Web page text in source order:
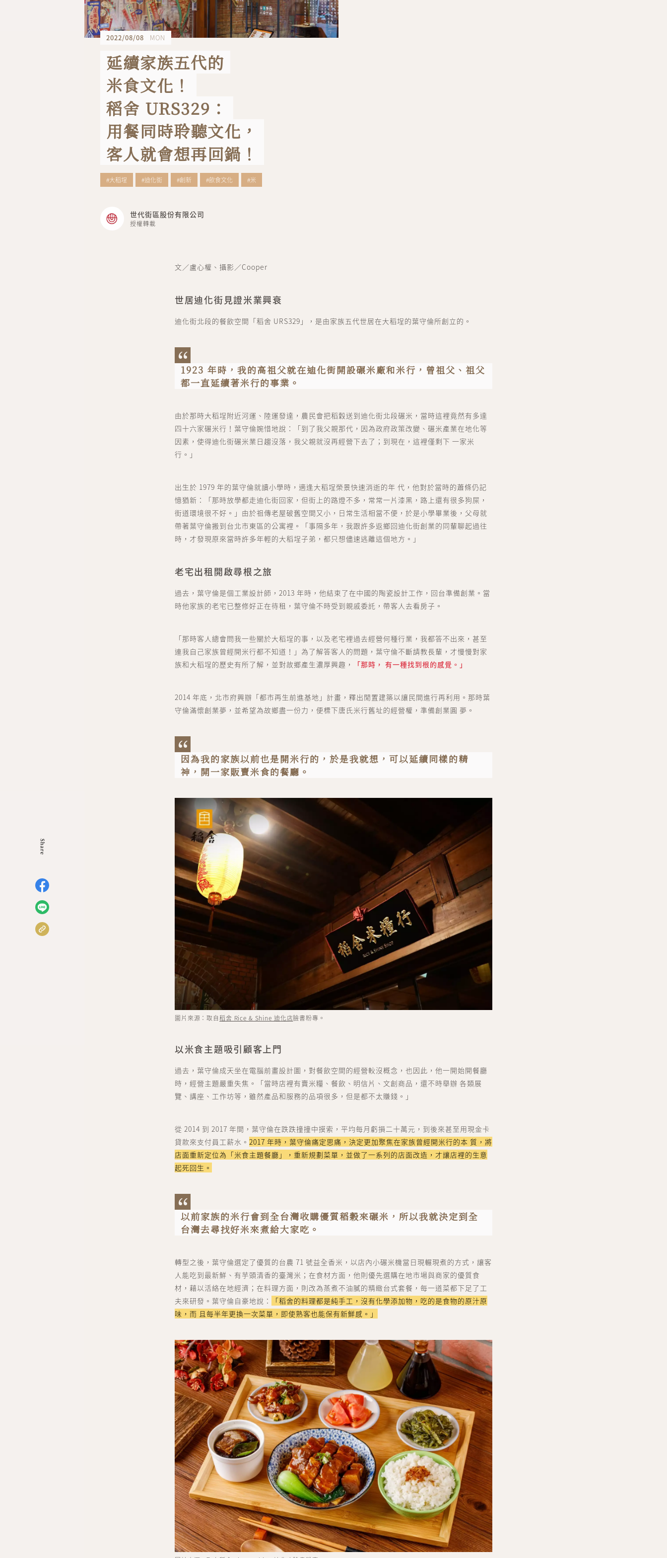
世代人 sedaijin
文化街區 Culture Zone
選物生活 Life Selection
會員中心 member center
點數中心 point
訂單中心 order
會員資料 account
關於我們 聯絡我們
2022/08/08 MON
延續家族五代的
米食文化！
稻舍 URS329：
用餐同時聆聽文化，
客人就會想再回鍋！
#大稻埕 #迪化街 #創新 #飲食文化 #米
世代街區股份有限公司
授權轉載
文／盧心權、攝影／Cooper
世居迪化街見證米業興衰
迪化街北段的餐飲空間「稻舍 URS329」，是由家族五代世居在大稻埕的葉守倫所創立的。
1923 年時，我的高祖父就在迪化街開設碾米廠和米行，曾祖父、祖父
都一直延續著米行的事業。
由於那時大稻埕附近河運、陸運發達，農民會把稻穀送到迪化街北段碾米，當時這裡竟然有多達
四十六家碾米行！葉守倫婉惜地說：「到了我父親那代，因為政府政策改變、碾米產業在地化等
因素，使得迪化街碾米業日趨沒落，我父親就沒再經營下去了；到現在，這裡僅剩下 一家米
行。」
出生於 1979 年的葉守倫就讀小學時，適逢大稻埕榮景快速消逝的年 代，他對於當時的蕭條仍記
憶猶新：「那時放學都走迪化街回家，但街上的路燈不多，常常一片漆黑，路上還有很多狗屎，
街道環境很不好。」由於祖傳老屋破舊空間又小，日常生活相當不便，於是小學畢業後，父母就
帶著葉守倫搬到台北市東區的公寓裡。「事隔多年，我跟許多返鄉回迪化街創業的同輩聊起過往
時，才發現原來當時許多年輕的大稻埕子弟，都只想儘速逃離這個地方。」
老宅出租開啟尋根之旅
過去，葉守倫是個工業設計師，2013 年時，他結束了在中國的陶瓷設計工作，回台準備創業。當
時他家族的老宅已整修好正在待租，葉守倫不時受到親戚委託，帶客人去看房子。
「那時客人總會問我一些關於大稻埕的事，以及老宅裡過去經營何種行業，我都答不出來，甚至
連我自己家族曾經開米行都不知道！」為了解答客人的問題，葉守倫不斷請教長輩，才慢慢對家
族和大稻埕的歷史有所了解，並對故鄉產生濃厚興趣，
「那時， 有一種找到根的感覺。」
2014 年底，北市府興辦「都市再生前進基地」計畫，釋出閒置建築以讓民間進行再利用。那時葉
守倫滿懷創業夢，並希望為故鄉盡一份力，便標下唐氏米行舊址的經營權，準備創業圓 夢。
因為我的家族以前也是開米行的，於是我就想，可以延續同樣的精
神，開一家販賣米食的餐廳。
圖片來源：取自稻舍 Rice & Shine 迪化店臉書粉專。
以米食主題吸引顧客上門
過去，葉守倫成天坐在電腦前畫設計圖，對餐飲空間的經營較沒概念，也因此，他一開始開餐廳
時，經營主題嚴重失焦。「當時店裡有賣米糧、餐飲、明信片、文創商品，還不時舉辦 各類展
覽、講座、工作坊等，雖然產品和服務的品項很多，但是都不太賺錢。」
從 2014 到 2017 年間，葉守倫在跌跌撞撞中摸索，平均每月虧損二十萬元，到後來甚至用現金卡
貸款來支付員工薪水。 2017 年時，葉守倫痛定思痛，決定更加聚焦在家族曾經開米行的本 質，將
店面重新定位為「米食主題餐廳」，重新規劃菜單，並做了一系列的店面改造，才讓店裡的生意
起死回生。
以前家族的米行會到全台灣收購優質稻穀來碾米，所以我就決定到全
台灣去尋找好米來煮給大家吃。
轉型之後，葉守倫選定了優質的台農 71 號益全香米，以店內小碾米機當日現輾現煮的方式，讓客
人能吃到最新鮮、有芋頭清香的臺灣米；在食材方面，他則優先選購在地市場與商家的優質食
材，藉以活絡在地經濟；在料理方面，則改為蒸煮不油膩的精緻台式套餐，每一道菜都下足了工
夫來研發。葉守倫自豪地說：
「稻舍的料理都是純手工，沒有化學添加物，吃的是食物的原汁原
味，而 且每半年更換一次菜單，即使熟客也能保有新鮮感。」